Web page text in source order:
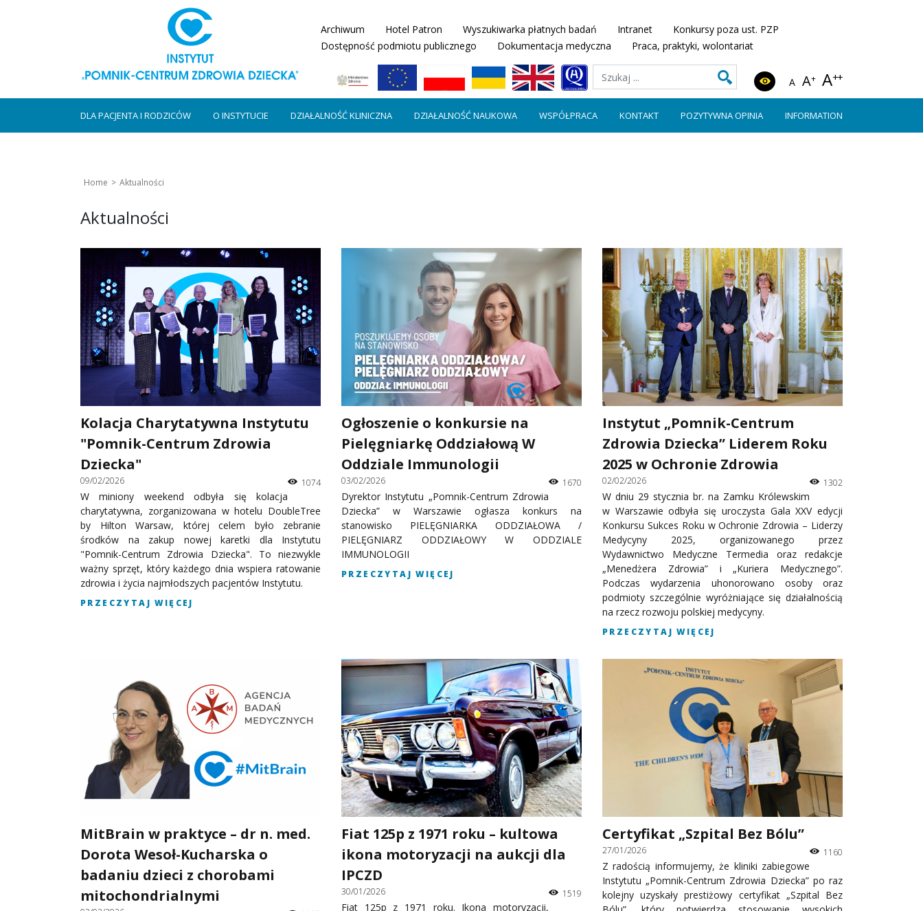
Archiwum Hotel Patron Wyszukiwarka płatnych badań Intranet
Konkursy poza ust. PZP
Dostępność podmiotu publicznego
Dokumentacja medyczna Praca, praktyki, wolontariat
A A+ A++
DLA PACJENTA I RODZICÓW O INSTYTUCIE DZIAŁALNOŚĆ KLINICZNA DZIAŁALNOŚĆ NAUKOWA WSPÓŁPRACA KONTAKT POZYTYWNA OPINIA INFORMATION
Home Aktualności
Aktualności
Kolacja Charytatywna Instytutu
"Pomnik-Centrum Zdrowia
Dziecka"
09/02/2026 1074
W miniony weekend odbyła się kolacja
charytatywna, zorganizowana w hotelu DoubleTree
by Hilton Warsaw, której celem było zebranie
środków na zakup nowej karetki dla Instytutu
"Pomnik-Centrum Zdrowia Dziecka". To niezwykle
ważny sprzęt, który każdego dnia wspiera ratowanie
zdrowia i życia najmłodszych pacjentów Instytutu.
PRZECZYTAJ WIĘCEJ
Ogłoszenie o konkursie na
Pielęgniarkę Oddziałową W
Oddziale Immunologii
03/02/2026 1670
Dyrektor Instytutu „Pomnik-Centrum Zdrowia
Dziecka” w Warszawie ogłasza konkurs na
stanowisko PIELĘGNIARKA ODDZIAŁOWA /
PIELĘGNIARZ ODDZIAŁOWY W ODDZIALE
IMMUNOLOGII
PRZECZYTAJ WIĘCEJ
Instytut „Pomnik-Centrum
Zdrowia Dziecka” Liderem Roku
2025 w Ochronie Zdrowia
02/02/2026 1302
W dniu 29 stycznia br. na Zamku Królewskim
w Warszawie odbyła się uroczysta Gala XXV edycji
Konkursu Sukces Roku w Ochronie Zdrowia – Liderzy
Medycyny 2025, organizowanego przez
Wydawnictwo Medyczne Termedia oraz redakcje
„Menedżera Zdrowia” i „Kuriera Medycznego”.
Podczas wydarzenia uhonorowano osoby oraz
podmioty szczególnie wyróżniające się działalnością
na rzecz rozwoju polskiej medycyny.
PRZECZYTAJ WIĘCEJ
MitBrain w praktyce – dr n. med.
Dorota Wesoł-Kucharska o
badaniu dzieci z chorobami
mitochondrialnymi
Fiat 125p z 1971 roku – kultowa
ikona motoryzacji na aukcji dla
IPCZD
30/01/2026 1519
Fiat 125p z 1971 roku. Ikona motoryzacji,
Certyfikat „Szpital Bez Bólu”
27/01/2026 1160
Z radością informujemy, że kliniki zabiegowe
Instytutu „Pomnik-Centrum Zdrowia Dziecka” po raz
kolejny uzyskały prestiżowy certyfikat „Szpital Bez